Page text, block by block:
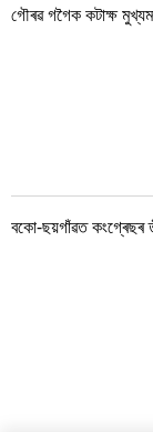
গৌৰৱ গগৈক কটাক্ষ
বকো-ছয়গাঁৱত কংগ্ৰেছৰ